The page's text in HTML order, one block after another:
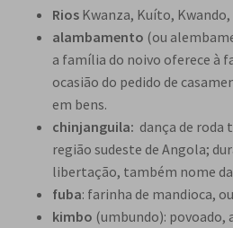
Rios Kwanza, Kuíto,
alambamento (ou
a família do noivo oferece à
ocasião do pedido de
em bens.
chinjanguila: dança de roda
região sudeste de Angola;
libertação, também nome
fuba: farinha de mandioca,
kimbo (umbundo): povoado,